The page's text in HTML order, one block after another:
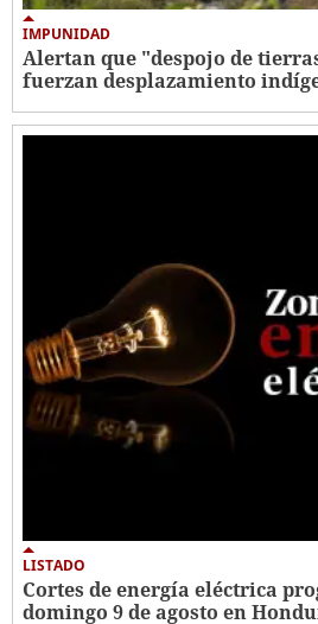
IMPUNIDAD
Alertan que "despojo de
fuerzan desplazamiento
LISTADO
Cortes de energía eléctrica
domingo 9 de agosto en